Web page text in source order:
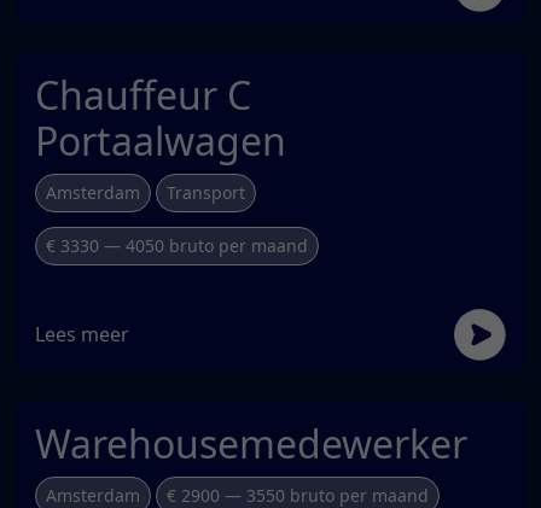
Chauffeur C
Portaalwagen
Amsterdam Transport
€ 3330 — 4050 bruto per maand
Lees meer
Warehousemedewerker
Amsterdam € 2900 — 3550 bruto per maand